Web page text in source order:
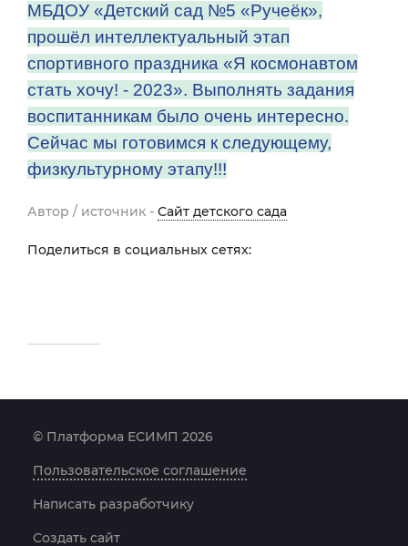
МБДОУ «Детский сад №5 «Ручеёк»,
прошёл интеллектуальный этап
спортивного праздника «Я космонавтом
стать хочу! - 2023». Выполнять задания
воспитанникам было очень интересно.
Сейчас мы готовимся к следующему,
физкультурному этапу!!!
Автор / источник - Сайт детского сада
Поделиться в социальных сетях:
© Платформа ЕСИМП 2026
Пользовательское соглашение
Написать разработчику
Создать сайт